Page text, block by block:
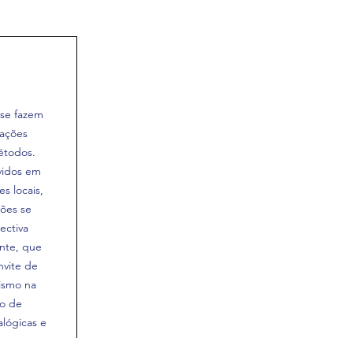
fazem
em
locais,
se
que
de
na
de
e